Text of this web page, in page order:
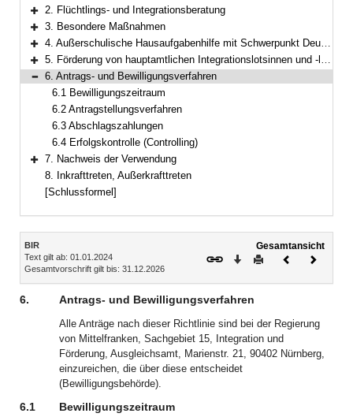
Bereich erweitern
2. Flüchtlings- und Integrationsberatung
Bereich erweitern
3. Besondere Maßnahmen
Bereich erweitern
4. Außerschulische Hausaufgabenhilfe mit Schwerpunkt Deutschförderung
Bereich erweitern
5. Förderung von hauptamtlichen Integrationslotsinnen und -lotsen
Bereich reduzieren
6. Antrags- und Bewilligungsverfahren
6.1 Bewilligungszeitraum
6.2 Antragstellungsverfahren
6.3 Abschlagszahlungen
6.4 Erfolgskontrolle (Controlling)
Bereich erweitern
7. Nachweis der Verwendung
8. Inkrafttreten, Außerkrafttreten
[Schlussformel]
Inhalt
BIR
Text gilt ab: 01.01.2024
Gesamtvorschrift gilt bis: 31.12.2026
Gesamtansicht
Download
DruckenVorheriges
6. Antrags- und Bewilligungsverfahren
Alle Anträge nach dieser Richtlinie sind bei der Regierung
von Mittelfranken, Sachgebiet 15, Integration und
Förderung, Ausgleichsamt, Marienstr. 21, 90402 Nürnberg,
einzureichen, die über diese entscheidet
(Bewilligungsbehörde).
6.1 Bewilligungszeitraum